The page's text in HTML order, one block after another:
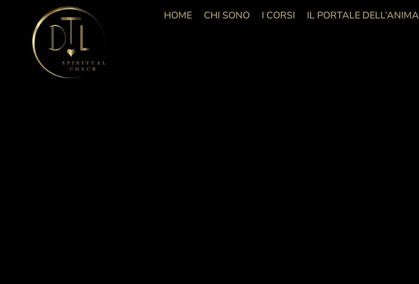
HOME CHI SONO I CORSI IL PORTALE DELL’ANIMA